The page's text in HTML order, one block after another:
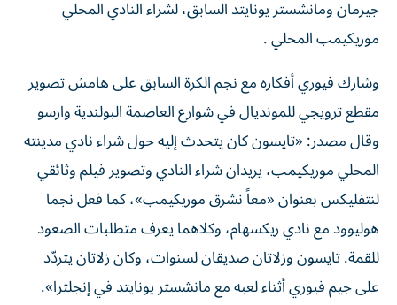
جيرمان ومانشستر يونايتد السابق، لشراء النادي المحلي
موريكيمب المحلي .
وشارك فيوري أفكاره مع نجم الكرة السابق على هامش تصوير
مقطع ترويجي للمونديال في شوارع العاصمة البولندية وارسو
وقال مصدر: «تايسون كان يتحدث إليه حول شراء نادي مدينته
المحلي موريكيمب، يريدان شراء النادي وتصوير فيلم وثائقي
لنتفليكس بعنوان «معاً نشرق موريكيمب»، كما فعل نجما
هوليوود مع نادي ريكسهام، وكلاهما يعرف متطلبات الصعود
للقمة. تايسون وزلاتان صديقان لسنوات، وكان زلاتان يتردّد
على جيم فيوري أثناء لعبه مع مانشستر يونايتد في إنجلترا».